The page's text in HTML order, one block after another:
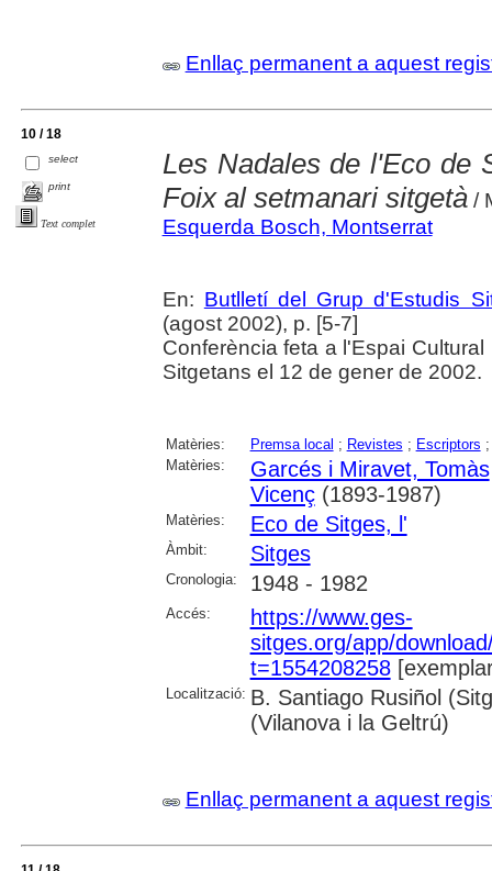
Enllaç permanent a aquest
10 / 18
select
print
Text complet
Les Nadales de l'Eco de
Foix al setmanari sitgetà/
Esquerda Bosch, Montserrat
En: Butlletí del Grup d'Estudis
(agost 2002), p. [5-7]
Conferència feta a l'Espai
Sitgetans el 12 de gener de 2002.
Matèries: Premsa local ; Revistes ; Escriptors
Matèries:
Garcés i Miravet, Tomàs
Vicenç(1893-1987)
Matèries: Eco de Sitges, l'
Àmbit: Sitges
Cronologia: 1948 - 1982
Accés:
https://www.ges-
sitges.org/app/
t=1554208258
Localització: B. Santiago Rusiñol
(Vilanova i la Geltrú)
Enllaç permanent a aquest